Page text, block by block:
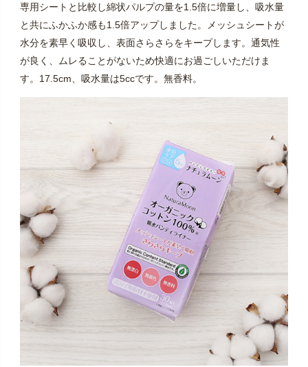
専用シートと比較し綿状パルプの量を1.5倍に増量し、吸水量
と共にふかふか感も1.5倍アップしました。メッシュシートが
水分を素早く吸収し、表面さらさらをキープします。通気性
が良く、ムレることがないため快適にお過ごしいただけま
す。17.5cm、吸水量は5ccです。無香料。